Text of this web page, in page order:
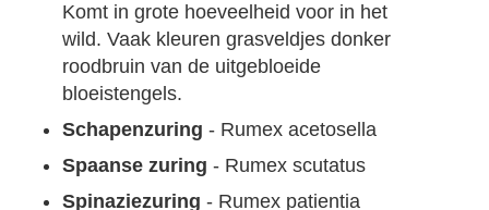
Komt in grote hoeveelheid voor in het
wild. Vaak kleuren grasveldjes donker
roodbruin van de uitgebloeide
bloeistengels.
Schapenzuring - Rumex acetosella
Spaanse zuring - Rumex scutatus
Spinaziezuring - Rumex patientia